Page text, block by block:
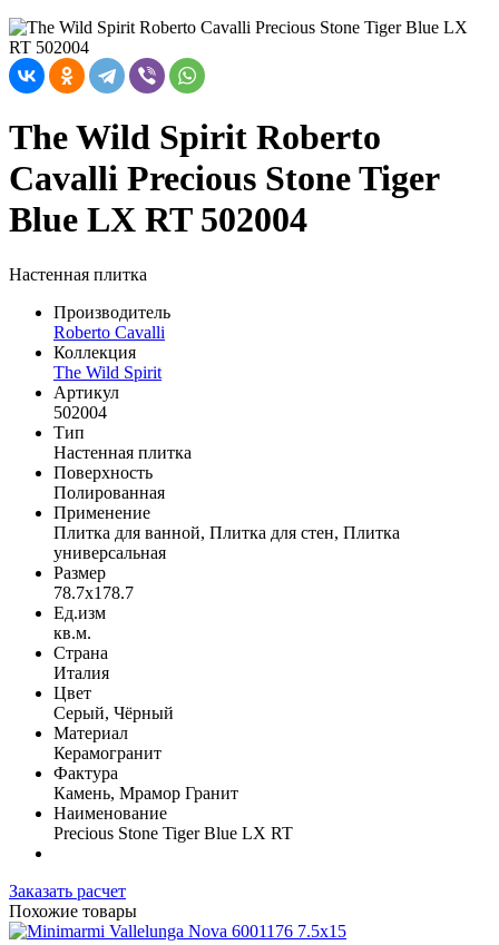
The Wild Spirit Roberto
Cavalli Precious Stone Tiger
Blue LX RT 502004
Настенная плитка
Производитель
Roberto Cavalli
Коллекция
The Wild Spirit
Артикул
502004
Тип
Настенная плитка
Поверхность
Полированная
Применение
Плитка для ванной, Плитка для стен, Плитка
универсальная
Размер
78.7x178.7
Ед.изм
кв.м.
Страна
Италия
Цвет
Серый, Чёрный
Материал
Керамогранит
Фактура
Камень, Мрамор Гранит
Наименование
Precious Stone Tiger Blue LX RT
Заказать расчет
Похожие товары
7.5x15